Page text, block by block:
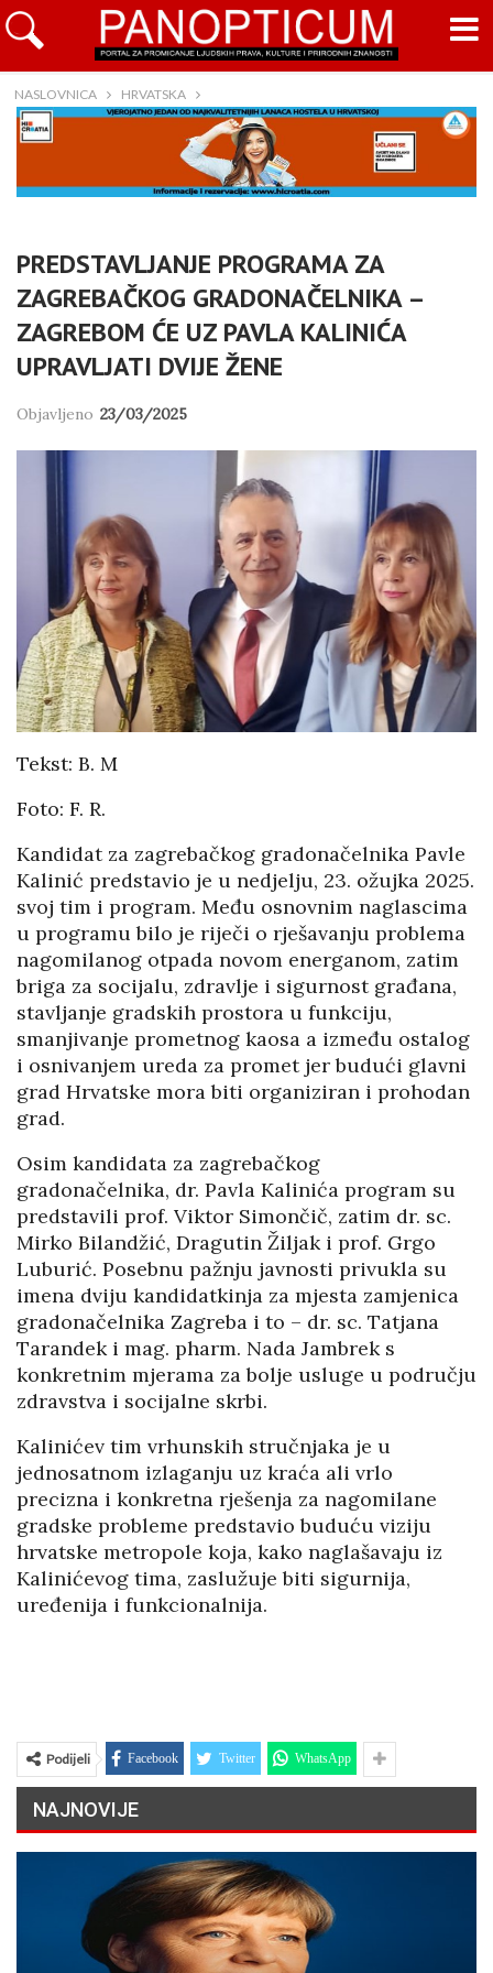
NASLOVNICA HRVATSKA
PREDSTAVLJANJE PROGRAMA ZA
ZAGREBAČKOG GRADONAČELNIKA –
ZAGREBOM ĆE UZ PAVLA KALINIĆA
UPRAVLJATI DVIJE ŽENE
Objavljeno 23/03/2025
Tekst: B. M
Foto: F. R.
Kandidat za zagrebačkog gradonačelnika Pavle
Kalinić predstavio je u nedjelju, 23. ožujka 2025.
svoj tim i program. Među osnovnim naglascima
u programu bilo je riječi o rješavanju problema
nagomilanog otpada novom energanom, zatim
briga za socijalu, zdravlje i sigurnost građana,
stavljanje gradskih prostora u funkciju,
smanjivanje prometnog kaosa a između ostalog
i osnivanjem ureda za promet jer budući glavni
grad Hrvatske mora biti organiziran i prohodan
grad.
Osim kandidata za zagrebačkog
gradonačelnika, dr. Pavla Kalinića program su
predstavili prof. Viktor Simončič, zatim dr. sc.
Mirko Bilandžić, Dragutin Žiljak i prof. Grgo
Luburić. Posebnu pažnju javnosti privukla su
imena dviju kandidatkinja za mjesta zamjenica
gradonačelnika Zagreba i to – dr. sc. Tatjana
Tarandek i mag. pharm. Nada Jambrek s
konkretnim mjerama za bolje usluge u području
zdravstva i socijalne skrbi.
Kalinićev tim vrhunskih stručnjaka je u
jednosatnom izlaganju uz kraća ali vrlo
precizna i konkretna rješenja za nagomilane
gradske probleme predstavio buduću viziju
hrvatske metropole koja, kako naglašavaju iz
Kalinićevog tima, zaslužuje biti sigurnija,
uređenija i funkcionalnija.
Podijeli Facebook Twitter WhatsApp
NAJNOVIJE